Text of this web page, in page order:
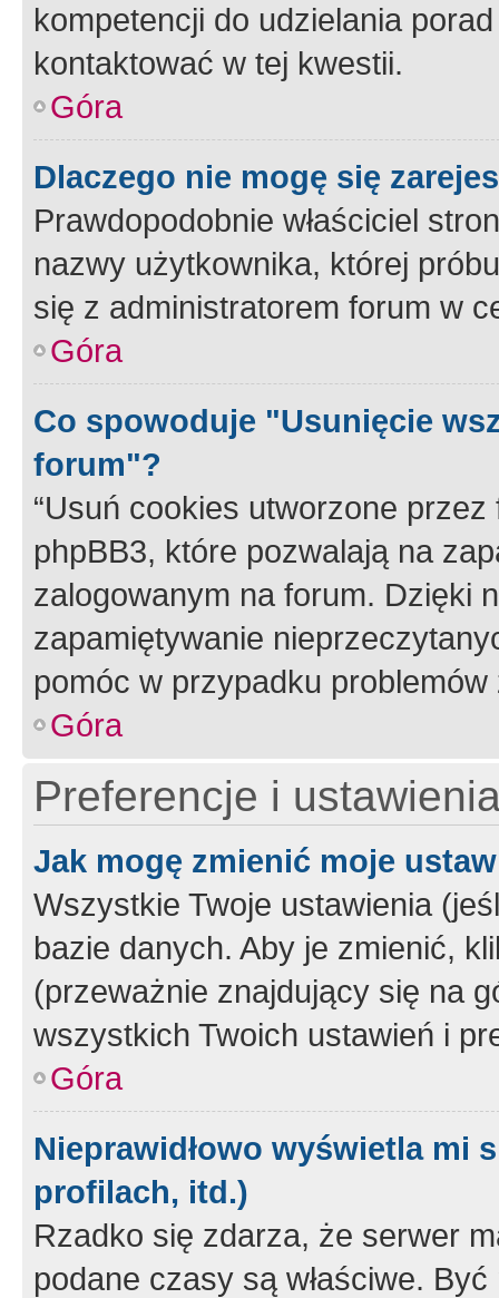
kompetencji do udzielania
kontaktować w tej kwestii.
Góra
Dlaczego nie mogę się
Prawdopodobnie właściciel
nazwy użytkownika, której
się z administratorem forum w
Góra
Co spowoduje "Usunięcie
forum"?
“Usuń cookies utworzone
phpBB3, które pozwalają na
zalogowanym na forum. Dzięki
zapamiętywanie
pomóc w przypadku
Góra
Preferencje i
Jak mogę zmienić moje
Wszystkie Twoje ustawienia
bazie danych. Aby je zmienić,
(przeważnie znajdujący się na
wszystkich Twoich ustawień i
Góra
Nieprawidłowo wyświetla mi
profilach, itd.)
Rzadko się zdarza, że serwer
podane czasy są właściwe.